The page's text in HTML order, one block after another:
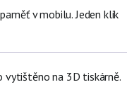
v mobilu. Jeden klik
vytištěno na 3D tiskárně.